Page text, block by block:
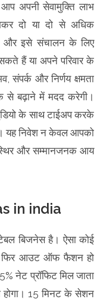
अपनी सेवामुक्ति लाभ
दो या दो से अधिक
और इसे संचालन के लिए
हैं या अपने परिवार के
और निर्णय क्षमता
से बढ़ाने में मदद करेगी।
के साथ टाईअप करके
यह निवेश न केवल आपको
और सम्मानजनक आय
in india
बिजनेस है। ऐसा कोई
फिर आउट ऑफ फैशन हो
नेट प्रॉफिट मिल जाता
होगा। 15 मिनट के सेशन